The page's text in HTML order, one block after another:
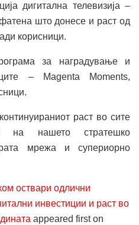
дигитална телевизија –
што донесе и раст од
корисници.
за наградување и
– Magenta Moments,
раст во сите
на нашето стратешко
мрежа и супериорно
оствари одлични
инвестиции и раст во
appeared first on